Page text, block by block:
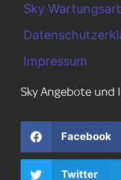
Sky
Impressum
Sky Angebote und
Facebook
Twitter